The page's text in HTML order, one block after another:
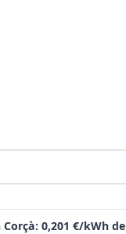
0,201 €/kWh de